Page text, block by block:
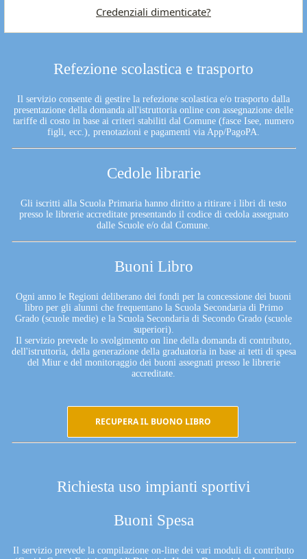
Refezione scolastica e trasporto
Il servizio consente di gestire la refezione scolastica e/o trasporto dalla
presentazione della domanda all'istruttoria online con assegnazione delle
tariffe di costo in base ai criteri stabiliti dal Comune (fasce Isee, numero
figli, ecc.), prenotazioni e pagamenti via App/PagoPA.
Cedole librarie
Gli iscritti alla Scuola Primaria hanno diritto a ritirare i libri di testo
presso le librerie accreditate presentando il codice di cedola assegnato
dalle Scuole e/o dal Comune.
Buoni Libro
Ogni anno le Regioni deliberano dei fondi per la concessione dei buoni
libro per gli alunni che frequentano la Scuola Secondaria di Primo
Grado (scuole medie) e la Scuola Secondaria di Secondo Grado (scuole
superiori).
Il servizio prevede lo svolgimento on line della domanda di contributo,
dell'istruttoria, della generazione della graduatoria in base ai tetti di spesa
del Miur e del monitoraggio dei buoni assegnati presso le librerie
accreditate.
RECUPERA IL BUONO LIBRO
Richiesta uso impianti sportivi
Buoni Spesa
Il servizio prevede la compilazione on-line dei vari moduli di contributo
Credenziali dimenticate?